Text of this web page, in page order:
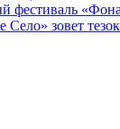
фестиваль
Село» зовет